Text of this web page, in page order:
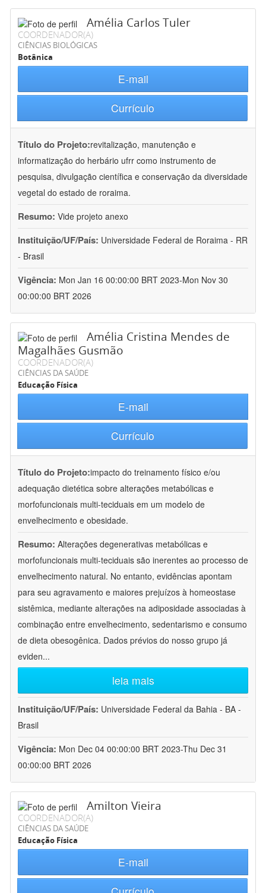
Amélia Carlos Tuler
COORDENADOR(A)
CIÊNCIAS BIOLÓGICAS
Botânica
E-mail
Currículo
Título do Projeto:revitalização, manutenção e
informatização do herbário ufrr como instrumento de
pesquisa, divulgação científica e conservação da diversidade
vegetal do estado de roraima.
Resumo: Vide projeto anexo
Instituição/UF/País: Universidade Federal de Roraima - RR
- Brasil
Vigência: Mon Jan 16 00:00:00 BRT 2023-Mon Nov 30
00:00:00 BRT 2026
Amélia Cristina Mendes de
Magalhães Gusmão
COORDENADOR(A)
CIÊNCIAS DA SAÚDE
Educação Física
E-mail
Currículo
Título do Projeto:impacto do treinamento físico e/ou
adequação dietética sobre alterações metabólicas e
morfofuncionais multi-teciduais em um modelo de
envelhecimento e obesidade.
Resumo: Alterações degenerativas metabólicas e
morfofuncionais multi-teciduais são inerentes ao processo de
envelhecimento natural. No entanto, evidências apontam
para seu agravamento e maiores prejuízos à homeostase
sistêmica, mediante alterações na adiposidade associadas à
combinação entre envelhecimento, sedentarismo e consumo
de dieta obesogênica. Dados prévios do nosso grupo já
eviden...
leia mais
Instituição/UF/País: Universidade Federal da Bahia - BA -
Brasil
Vigência: Mon Dec 04 00:00:00 BRT 2023-Thu Dec 31
00:00:00 BRT 2026
Amilton Vieira
COORDENADOR(A)
CIÊNCIAS DA SAÚDE
Educação Física
E-mail